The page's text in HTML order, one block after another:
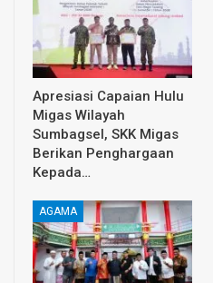
Apresiasi Capaian Hulu
Migas Wilayah
Sumbagsel, SKK Migas
Berikan Penghargaan
Kepada…
AGAMA